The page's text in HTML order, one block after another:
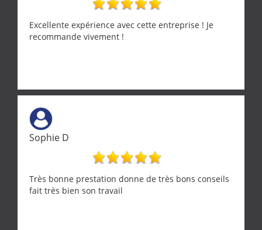
Excellente expérience avec cette entreprise ! Je
recommande vivement !
Sophie D
Très bonne prestation donne de très bons conseils
fait très bien son travail